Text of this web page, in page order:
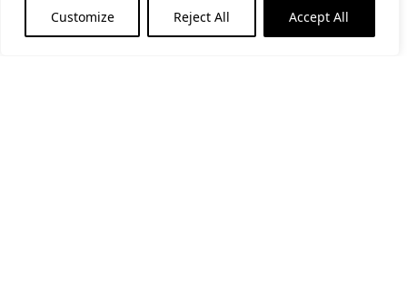
Customize Reject All Accept All